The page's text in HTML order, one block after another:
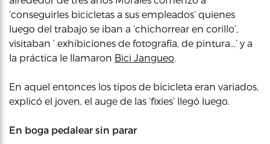
‘conseguirles bicicletas a sus empleados’ quienes
luego del trabajo se iban a ‘chichorrear en corillo’,
visitaban ‘ exhibiciones de fotografía, de pintura…’ y a
la práctica le llamaron Bici Jangueo.
En aquel entonces los tipos de bicicleta eran variados,
explicó el joven, el auge de las ‘fixies’ llegó luego.
En boga pedalear sin parar